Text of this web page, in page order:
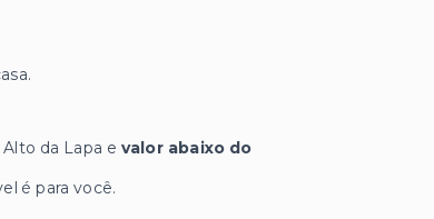
da Lapa e valor abaixo do
é para você.